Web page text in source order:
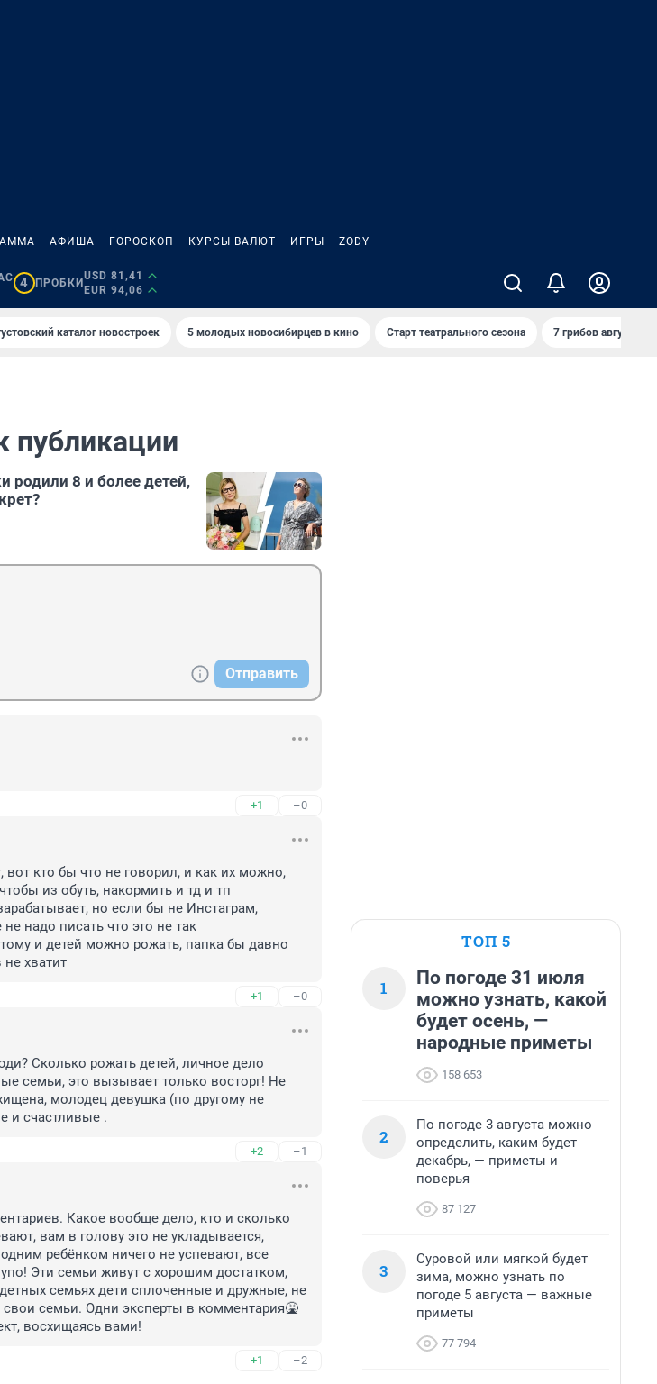
АФИША ГОРОСКОП КУРСЫ ВАЛЮТ ИГРЫ ZODY
4 ПРОБКИ
USD 81,41
EUR 94,06
каталог новостроек 5 молодых новосибирцев в кино Старт театрального сезона 7 грибов августа
публикации
родили 8 и более детей,
Отправить
+1 –0
кто бы что не говорил, и как их можно,
из обуть, накормить и тд и тп
но если бы не Инстаграм,
надо писать что это не так
и детей можно рожать, папка бы давно
хватит
+1 –0
Сколько рожать детей, личное дело
семьи, это вызывает только восторг! Не
молодец девушка (по другому не
и счастливые .
+2 –1
Какое вообще дело, кто и сколько
вам в голову это не укладывается,
ребёнком ничего не успевают, все
Эти семьи живут с хорошим достатком,
семьях дети сплоченные и дружные, не
свои семьи. Одни эксперты в комментария🤮
восхищаясь вами!
+1 –2
ТОП 5
1
По погоде 31 июля
можно узнать, какой
будет осень, —
народные приметы
158 653
2
По погоде 3 августа можно
определить, каким будет
декабрь, — приметы и
поверья
87 127
3
Суровой или мягкой будет
зима, можно узнать по
погоде 5 августа — важные
приметы
77 794